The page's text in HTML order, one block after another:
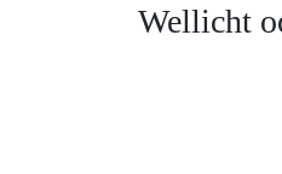
Wellicht